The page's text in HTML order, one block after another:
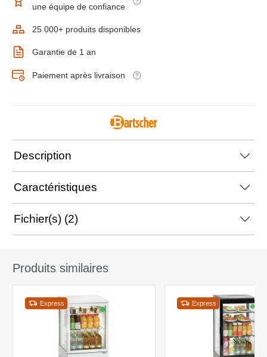
une équipe de confiance
25 000+ produits disponibles
Garantie de 1 an
Paiement après livraison
Description
Caractéristiques
Fichier(s) (2)
Produits similaires
Express Express